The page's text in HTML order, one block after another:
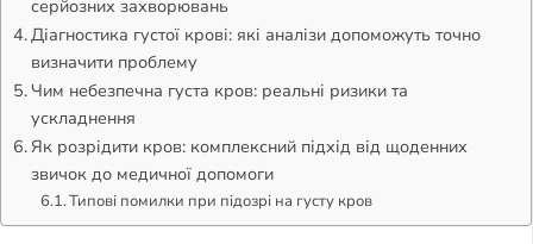
серйозних захворювань
Діагностика густої крові: які аналізи допоможуть точно
визначити проблему
Чим небезпечна густа кров: реальні ризики та
ускладнення
Як розрідити кров: комплексний підхід від щоденних
звичок до медичної допомоги
Типові помилки при підозрі на густу кров